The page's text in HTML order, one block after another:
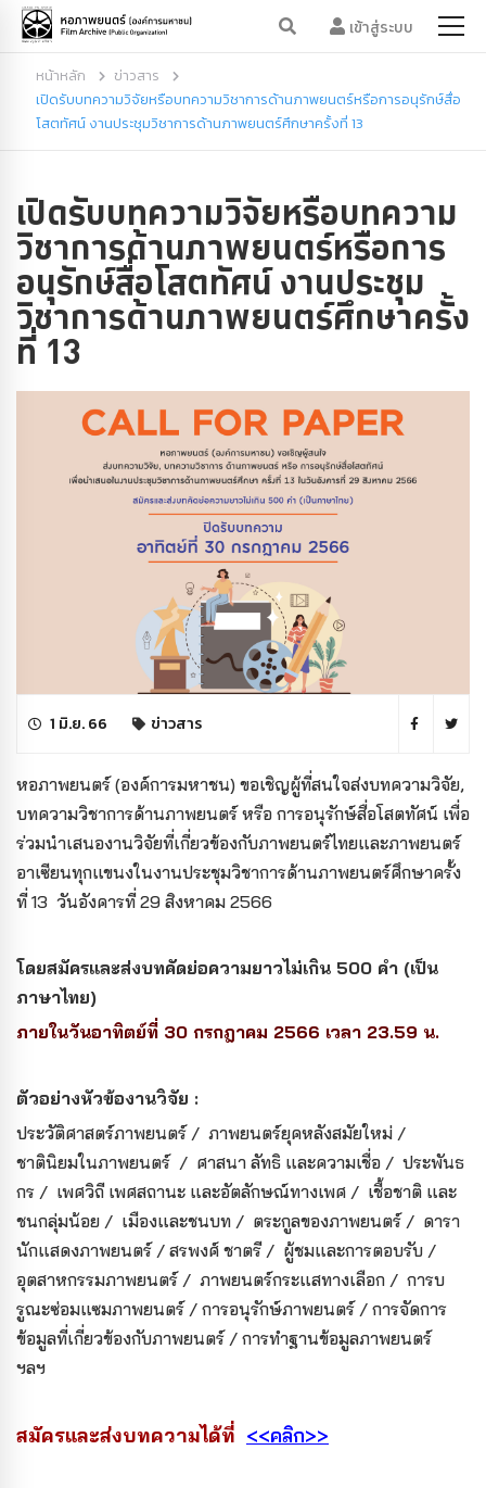
เข้าสู่ระบบ
หน้าหลัก
ข่าวสาร
เปิดรับบทความวิจัยหรือบทความวิชาการด้านภาพยนตร์หรือการอนุรักษ์สื่อ
โสตทัศน์ งานประชุมวิชาการด้านภาพยนตร์ศึกษาครั้งที่ 13
เปิดรับบทความวิจัยหรือบทความ
วิชาการด้านภาพยนตร์หรือการ
อนุรักษ์สื่อโสตทัศน์ งานประชุม
วิชาการด้านภาพยนตร์ศึกษาครั้ง
ที่ 13
1 มิ.ย. 66 ข่าวสาร
หอภาพยนตร์ (องค์การมหาชน) ขอเชิญผู้ที่สนใจส่งบทความวิจัย,
บทความวิชาการด้านภาพยนตร์ หรือ การอนุรักษ์สื่อโสตทัศน์ เพื่อ
ร่วมนำเสนองานวิจัยที่เกี่ยวข้องกับภาพยนตร์ไทยและภาพยนตร์
อาเซียนทุกแขนงในงานประชุมวิชาการด้านภาพยนตร์ศึกษาครั้ง
ที่ 13 วันอังคารที่ 29 สิงหาคม 2566
โดยสมัครและส่งบทคัดย่อความยาวไม่เกิน 500 คำ (เป็น
ภาษาไทย)
ภายในวันอาทิตย์ที่ 30 กรกฎาคม 2566 เวลา 23.59 น.
ตัวอย่างหัวข้องานวิจัย :
ประวัติศาสตร์ภาพยนตร์ / ภาพยนตร์ยุคหลังสมัยใหม่ /
ชาตินิยมในภาพยนตร์ / ศาสนา ลัทธิ และความเชื่อ / ประพันธ
กร / เพศวิถี เพศสถานะ และอัตลักษณ์ทางเพศ / เชื้อชาติ และ
ชนกลุ่มน้อย / เมืองและชนบท / ตระกูลของภาพยนตร์ / ดารา
นักแสดงภาพยนตร์ / สรพงศ์ ชาตรี / ผู้ชมและการตอบรับ /
อุตสาหกรรมภาพยนตร์ / ภาพยนตร์กระแสทางเลือก / การบ
รูณะซ่อมแซมภาพยนตร์ / การอนุรักษ์ภาพยนตร์ / การจัดการ
ข้อมูลที่เกี่ยวข้องกับภาพยนตร์ / การทำฐานข้อมูลภาพยนตร์
ฯลฯ
สมัครและส่งบทความได้ที่ <<คลิก>>